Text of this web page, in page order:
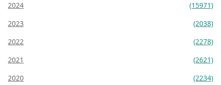
2024
(15971)
2023
(2038)
2022
(2278)
2021
(2621)
2020
(2234)